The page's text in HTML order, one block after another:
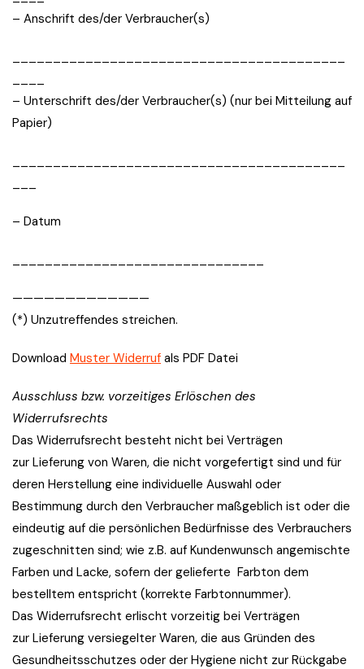
– Anschrift des/der Verbraucher(s)
– Unterschrift des/der Verbraucher(s) (nur bei Mitteilung auf
Papier)
– Datum
—————————————
(*) Unzutreffendes streichen.
Download Muster Widerruf als PDF Datei
Ausschluss bzw. vorzeitiges Erlöschen des
Widerrufsrechts
Das Widerrufsrecht besteht nicht bei Verträgen
zur Lieferung von Waren, die nicht vorgefertigt sind und für
deren Herstellung eine individuelle Auswahl oder
Bestimmung durch den Verbraucher maßgeblich ist oder die
eindeutig auf die persönlichen Bedürfnisse des Verbrauchers
zugeschnitten sind; wie z.B. auf Kundenwunsch angemischte
Farben und Lacke, sofern der gelieferte Farbton dem
bestelltem entspricht (korrekte Farbtonnummer).
Das Widerrufsrecht erlischt vorzeitig bei Verträgen
zur Lieferung versiegelter Waren, die aus Gründen des
Gesundheitsschutzes oder der Hygiene nicht zur Rückgabe